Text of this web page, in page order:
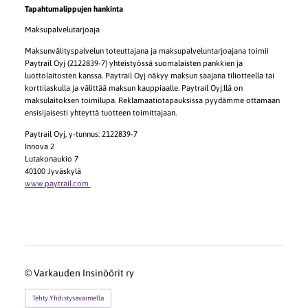
Tapahtumalippujen hankinta
Maksupalvelutarjoaja
Maksunvälityspalvelun toteuttajana ja maksupalveluntarjoajana toimii
Paytrail Oyj (2122839-7) yhteistyössä suomalaisten pankkien ja
luottolaitosten kanssa. Paytrail Oyj näkyy maksun saajana tiliotteella tai
korttilaskulla ja välittää maksun kauppiaalle. Paytrail Oyj:llä on
maksulaitoksen toimilupa. Reklamaatiotapauksissa pyydämme ottamaan
ensisijaisesti yhteyttä tuotteen toimittajaan.
Paytrail Oyj, y-tunnus: 2122839-7
Innova 2
Lutakonaukio 7
40100 Jyväskylä
www.paytrail.com
©Varkauden Insinöörit ry
Tehty Yhdistysavaimella